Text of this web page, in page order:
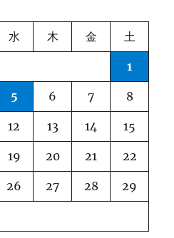
水 木 金 土
1
5 6 7 8
12 13 14 15
19 20 21 22
26 27 28 29